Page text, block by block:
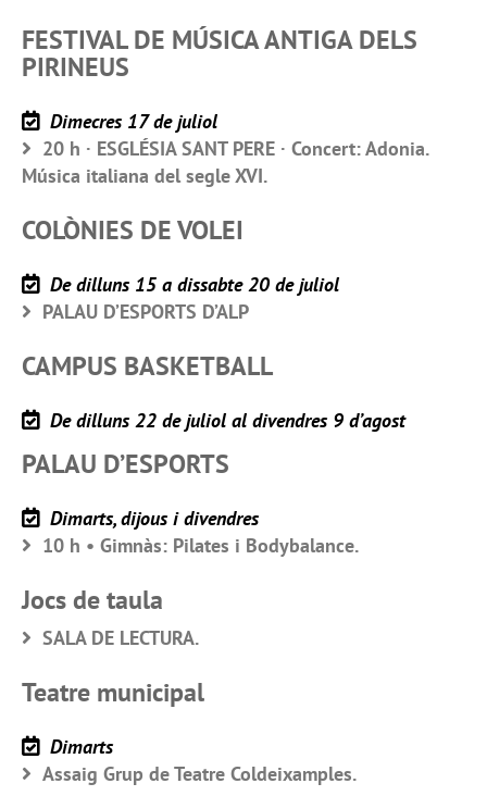
FESTIVAL DE MÚSICA ANTIGA DELS
PIRINEUS
Dimecres 17 de juliol
20 h · ESGLÉSIA SANT PERE · Concert: Adonia.
Música italiana del segle XVI.
COLÒNIES DE VOLEI
De dilluns 15 a dissabte 20 de juliol
PALAU D’ESPORTS D’ALP
CAMPUS BASKETBALL
De dilluns 22 de juliol al divendres 9 d’agost
PALAU D’ESPORTS
Dimarts, dijous i divendres
10 h • Gimnàs: Pilates i Bodybalance.
Jocs de taula
SALA DE LECTURA.
Teatre municipal
Dimarts
Assaig Grup de Teatre Coldeixamples.